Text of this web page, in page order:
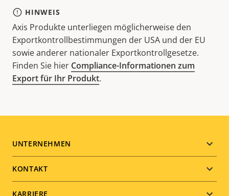
HINWEIS
Axis Produkte unterliegen möglicherweise den
Exportkontrollbestimmungen der USA und der EU
sowie anderer nationaler Exportkontrollgesetze.
Finden Sie hier Compliance-Informationen zum
Export für Ihr Produkt.
Footer
menu
UNTERNEHMEN
KONTAKT
KARRIERE